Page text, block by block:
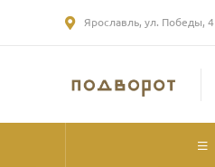
Мы используем файлы
лицами, для анализа
Ярославль, ул. Победы,